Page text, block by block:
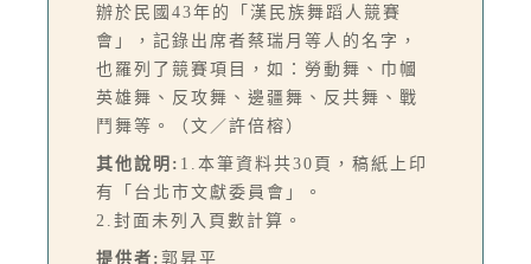
辦於民國43年的「漢民族舞蹈人競賽
會」，記錄出席者蔡瑞月等人的名字，
也羅列了競賽項目，如：勞動舞、巾幗
英雄舞、反攻舞、邊疆舞、反共舞、戰
鬥舞等。（文／許倍榕）
其他說明: 1.本筆資料共30頁，稿紙上印
有「台北市文獻委員會」。
2.封面未列入頁數計算。
提供者: 郭昇平